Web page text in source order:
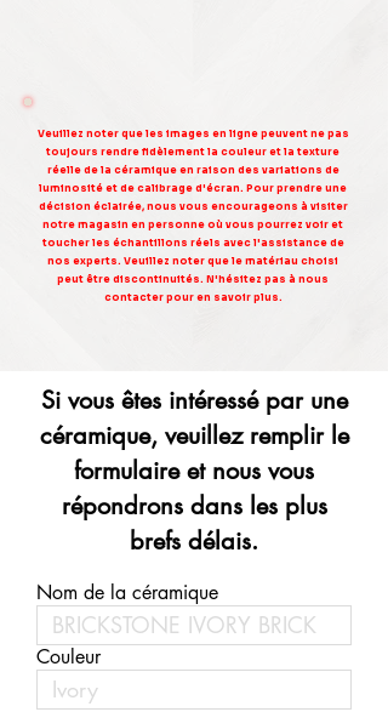
Veuillez noter que les images en ligne peuvent ne pas
toujours rendre fidèlement la couleur et la texture
réelle de la céramique en raison des variations de
luminosité et de calibrage d'écran. Pour prendre une
décision éclairée, nous vous encourageons à visiter
notre magasin en personne où vous pourrez voir et
toucher les échantillons réels avec l'assistance de
nos experts. Veuillez noter que le matériau choisi
peut être discontinuités. N'hésitez pas à nous
contacter pour en savoir plus.
Si vous êtes intéressé par une
céramique, veuillez remplir le
formulaire et nous vous
répondrons dans les plus
brefs délais.
Nom de la céramique
Couleur